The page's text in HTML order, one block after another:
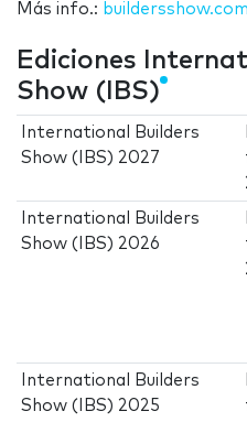
Más info.: buildersshow.com
Ediciones
Show (IBS)
International Builders
Show (IBS) 2027
International Builders
Show (IBS) 2026
International Builders
Show (IBS) 2025